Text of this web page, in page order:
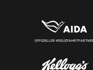
OFFIZIELLER